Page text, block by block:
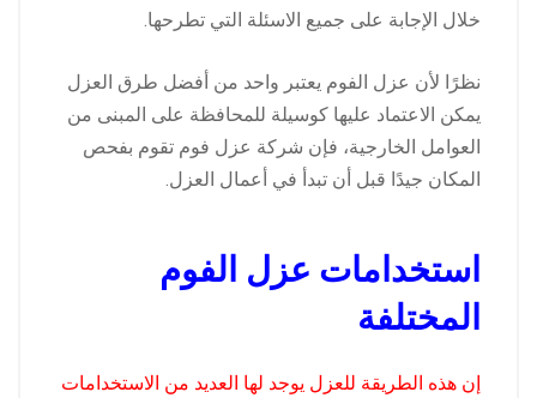
خلال الإجابة على جميع الاسئلة التي تطرحها.
نظرًا لأن عزل الفوم يعتبر واحد من أفضل طرق العزل
يمكن الاعتماد عليها كوسيلة للمحافظة على المبنى من
العوامل الخارجية، فإن شركة عزل فوم تقوم بفحص
المكان جيدًا قبل أن تبدأ في أعمال العزل.
استخدامات عزل الفوم
المختلفة
إن هذه الطريقة للعزل يوجد لها العديد من الاستخدامات